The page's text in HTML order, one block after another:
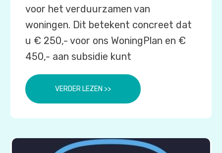
voor het verduurzamen van
woningen. Dit betekent concreet dat
u € 250,- voor ons WoningPlan en €
450,- aan subsidie kunt
VERDER LEZEN >>